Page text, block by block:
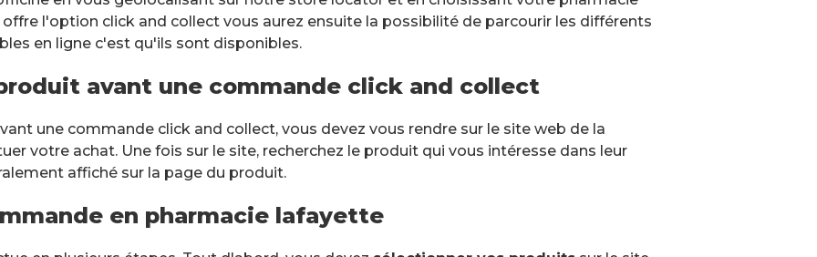
ITINÉRAIRE
l'option click and collect vous aurez ensuite la possibilité de parcourir les différents
en ligne c'est qu'ils sont disponibles.
avant une commande click and collect
une commande click and collect, vous devez vous rendre sur le site web de la
votre achat. Une fois sur le site, recherchez le produit qui vous intéresse dans leur
affiché sur la page du produit.
en pharmacie lafayette